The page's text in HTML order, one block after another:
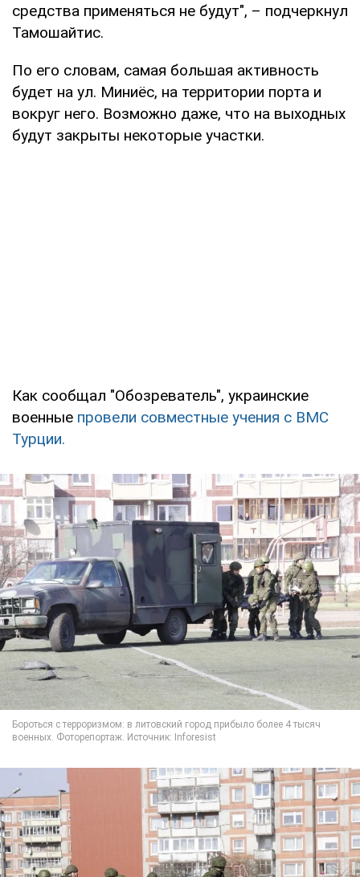
средства применяться не будут", – подчеркнул
Тамошайтис.
По его словам, самая большая активность
будет на ул. Миниёс, на территории порта и
вокруг него. Возможно даже, что на выходных
будут закрыты некоторые участки.
Как сообщал "Обозреватель", украинские
военные провели совместные учения с ВМС
Турции.